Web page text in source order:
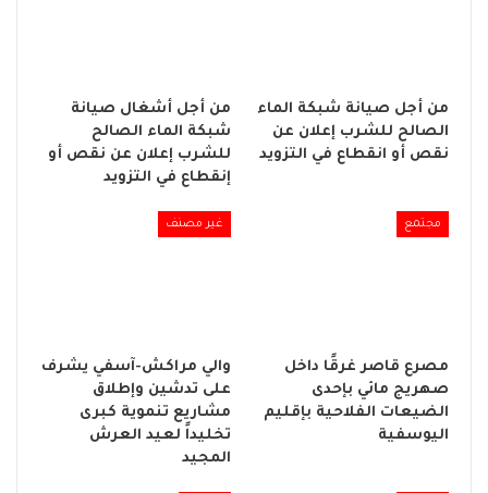
من أجل صيانة شبكة الماء
الصالح للشرب إعلان عن
نقص أو انقطاع في التزويد
من أجل أشغال صيانة
شبكة الماء الصالح
للشرب إعلان عن نقص أو
إنقطاع في التزويد
مجتمع
مصرع قاصر غرقًا داخل
صهريج مائي بإحدى
الضيعات الفلاحية بإقليم
اليوسفية
غير مصنف
والي مراكش-آسفي يشرف
على تدشين وإطلاق
مشاريع تنموية كبرى
تخليداً لعيد العرش
المجيد